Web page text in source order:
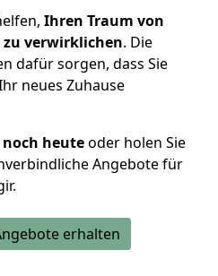
Ihren Traum von
zu verwirklichen. Die
dafür sorgen, dass Sie
neues Zuhause
heuteoder holen Sie
Angebote für
erhalten